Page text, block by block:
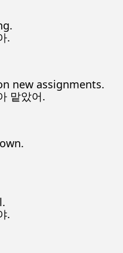
.
new assignments.
맡았어.
.